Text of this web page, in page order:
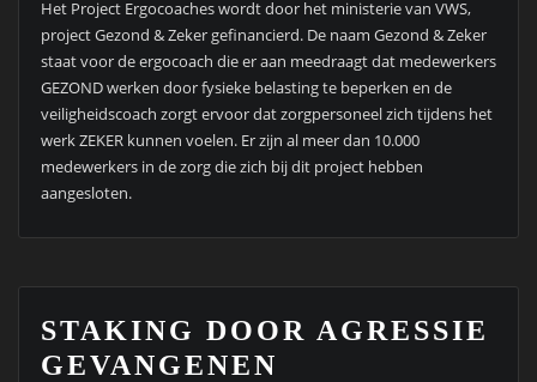
Het Project Ergocoaches wordt door het ministerie van VWS,
project Gezond & Zeker gefinancierd. De naam Gezond & Zeker
staat voor de ergocoach die er aan meedraagt dat medewerkers
GEZOND werken door fysieke belasting te beperken en de
veiligheidscoach zorgt ervoor dat zorgpersoneel zich tijdens het
werk ZEKER kunnen voelen. Er zijn al meer dan 10.000
medewerkers in de zorg die zich bij dit project hebben
aangesloten.
STAKING DOOR AGRESSIE
GEVANGENEN